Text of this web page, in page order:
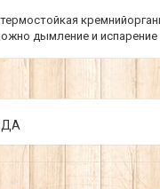
дымление и